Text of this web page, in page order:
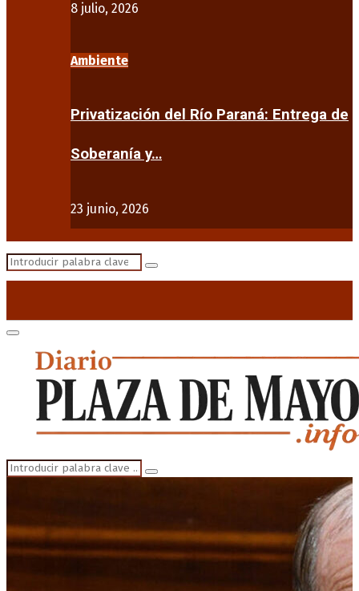
8 julio, 2026
Ambiente
Privatización del Río Paraná: Entrega de
Soberanía y…
23 junio, 2026
Search
Search
Primary
Menu
Search
for:
Search